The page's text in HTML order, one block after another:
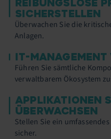
REIBUNGSLOSE
SICHERSTELLEN
Überwachen Sie die
Anlagen.
IT-MANAGEMENT
Führen Sie sämtliche
verwaltbarem Ökosystem
APPLIKATIONEN
ÜBERWACHSEN
Stellen Sie ein
sicher.